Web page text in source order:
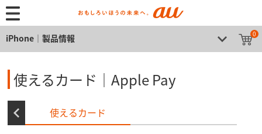
iPhone│製品情報 0
使えるカード｜Apple Pay
使えるカード